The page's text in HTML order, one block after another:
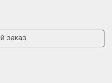
заказ